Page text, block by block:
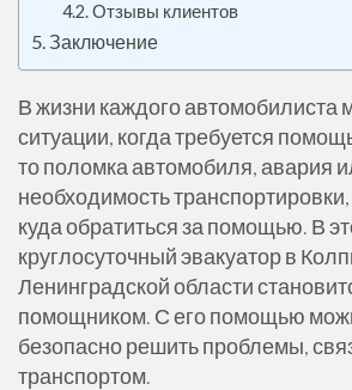
Отзывы клиентов
Заключение
В жизни каждого автомобилиста
ситуации, когда требуется
то поломка автомобиля, авария
необходимость
куда обратиться за помощью. В
круглосуточный эвакуатор в
Ленинградской области
помощником. С его помощью
безопасно решить проблемы,
транспортом.